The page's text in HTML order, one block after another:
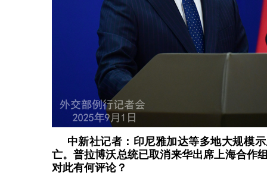
中新社记者：印尼雅加达等多地大规模
亡。普拉博沃总统已取消来华出席上海合作
对此有何评论？